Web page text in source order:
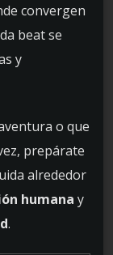
convergen
beat se
y
o que
prepárate
alrededor
humana y
.